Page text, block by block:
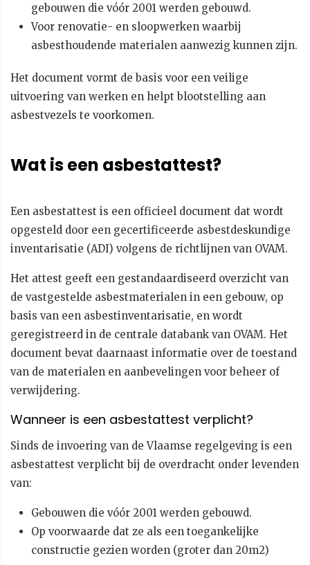
gebouwen die vóór 2001 werden gebouwd.
Voor renovatie- en sloopwerken waarbij
asbesthoudende materialen aanwezig kunnen zijn.
Het document vormt de basis voor een veilige
uitvoering van werken en helpt blootstelling aan
asbestvezels te voorkomen.
Wat is een asbestattest?
Een asbestattest is een officieel document dat wordt
opgesteld door een gecertificeerde asbestdeskundige
inventarisatie (ADI) volgens de richtlijnen van OVAM.
Het attest geeft een gestandaardiseerd overzicht van
de vastgestelde asbestmaterialen in een gebouw, op
basis van een asbestinventarisatie, en wordt
geregistreerd in de centrale databank van OVAM. Het
document bevat daarnaast informatie over de toestand
van de materialen en aanbevelingen voor beheer of
verwijdering.
Wanneer is een asbestattest verplicht?
Sinds de invoering van de Vlaamse regelgeving is een
asbestattest verplicht bij de overdracht onder levenden
van:
Gebouwen die vóór 2001 werden gebouwd.
Op voorwaarde dat ze als een toegankelijke
constructie gezien worden (groter dan 20m2)